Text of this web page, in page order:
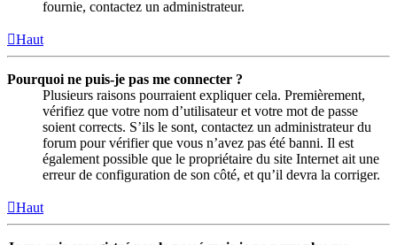
fournie, contactez un administrateur.
Haut
Pourquoi ne puis-je pas me connecter ?
Plusieurs raisons pourraient expliquer cela. Premièrement,
vérifiez que votre nom d’utilisateur et votre mot de passe
soient corrects. S’ils le sont, contactez un administrateur du
forum pour vérifier que vous n’avez pas été banni. Il est
également possible que le propriétaire du site Internet ait une
erreur de configuration de son côté, et qu’il devra la corriger.
Haut